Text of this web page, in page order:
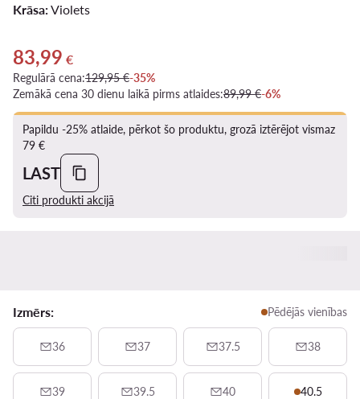
Krāsa:Violets
Pašreizējā cena 83,99 €
83,99 €
Regulārā cena:129,95 €-35%
Zemākā cena 30 dienu laikā pirms atlaides:89,99 €-6%
Papildu -25% atlaide, pērkot šo produktu, grozā iztērējot vismaz
79 €
LAST
Citi produkti akcijā
Izmērs: Pēdējās vienības
36 37 37.5 38
39 39.5 40 40.5